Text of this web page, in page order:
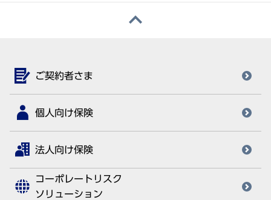
ご契約者さま
個人向け保険
法人向け保険
コーポレートリスク
ソリューション